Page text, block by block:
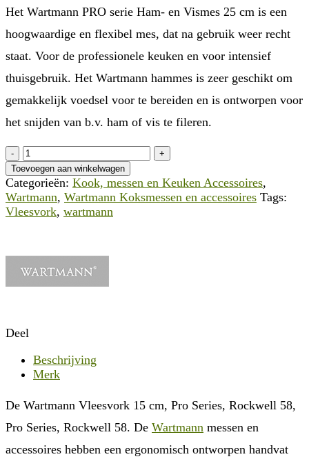
Het Wartmann PRO serie Ham- en Vismes 25 cm is een
hoogwaardige en flexibel mes, dat na gebruik weer recht
staat. Voor de professionele keuken en voor intensief
thuisgebruik. Het Wartmann hammes is zeer geschikt om
gemakkelijk voedsel voor te bereiden en is ontworpen voor
het snijden van b.v. ham of vis te fileren.
Wartmann
Vleesvork
15
cm,
Pro
58
aantal
Toevoegen aan winkelwagen
Categorieën: Kook, messen en Keuken Accessoires,
Wartmann, Wartmann Koksmessen en accessoires Tags:
Vleesvork, wartmann
Deel
Beschrijving
Merk
De Wartmann Vleesvork 15 cm, Pro Series, Rockwell 58,
Pro Series, Rockwell 58. De Wartmann messen en
accessoires hebben een ergonomisch ontworpen handvat